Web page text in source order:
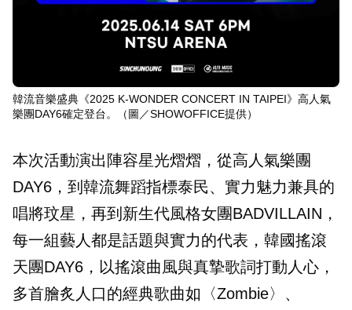
韓流音樂盛典《2025 K-WONDER CONCERT IN TAIPEI》高人氣
樂團DAY6確定登台。（圖／SHOWOFFICE提供）
本次活動演出陣容星光熠熠，從高人氣樂團
DAY6，到韓流舞蹈指標泰民、實力魅力兼具的
唱將玟星，再到新生代風格女團BADVILLAIN，
每一組藝人都是話題與實力的代表，韓國搖滾
天團DAY6，以搖滾曲風與真摯歌詞打動人心，
多首膾炙人口的經典歌曲如〈Zombie〉、